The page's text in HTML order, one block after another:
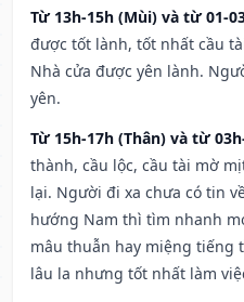
Từ 13h-15h (Mùi) và từ 01-
được tốt lành, tốt nhất cầu
Nhà cửa được yên lành.
yên.
Từ 15h-17h (Thân) và từ
thành, cầu lộc, cầu tài mờ
lại. Người đi xa chưa có tin
hướng Nam thì tìm nhanh
mâu thuẫn hay miệng tiếng
lâu la nhưng tốt nhất làm